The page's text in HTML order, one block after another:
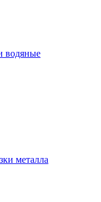
водяные
металла